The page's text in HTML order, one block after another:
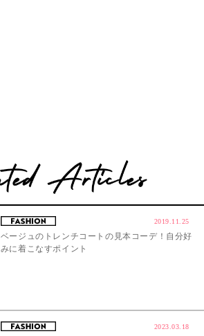
2019.11.25
ベージュのトレンチコートの見本コーデ！自分好
みに着こなすポイント
2023.03.18